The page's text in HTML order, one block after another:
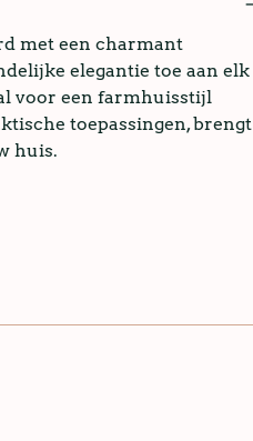
met een charmant
elegantie toe aan elk
voor een farmhuisstijl
toepassingen, brengt
huis.